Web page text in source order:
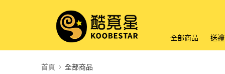
全部商品 送
首頁 全部商品